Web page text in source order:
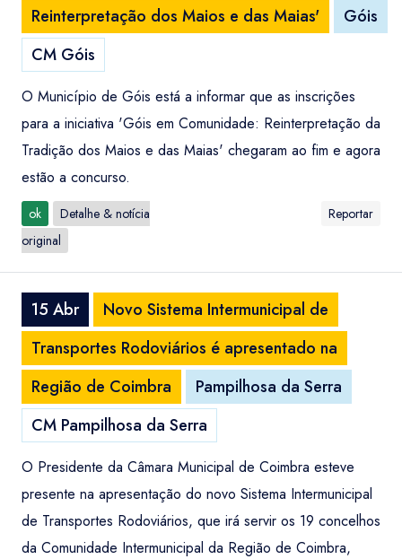
Reinterpretação dos Maios e das Maias'
Góis
CM Góis
O Município de Góis está a informar que as inscrições
para a iniciativa 'Góis em Comunidade: Reinterpretação da
Tradição dos Maios e das Maias' chegaram ao fim e agora
estão a concurso.
ok
Detalhe & notícia
original
Reportar
15 Abr
Novo Sistema Intermunicipal de
Transportes Rodoviários é apresentado na
Região de Coimbra
Pampilhosa da Serra
CM Pampilhosa da Serra
O Presidente da Câmara Municipal de Coimbra esteve
presente na apresentação do novo Sistema Intermunicipal
de Transportes Rodoviários, que irá servir os 19 concelhos
da Comunidade Intermunicipal da Região de Coimbra,